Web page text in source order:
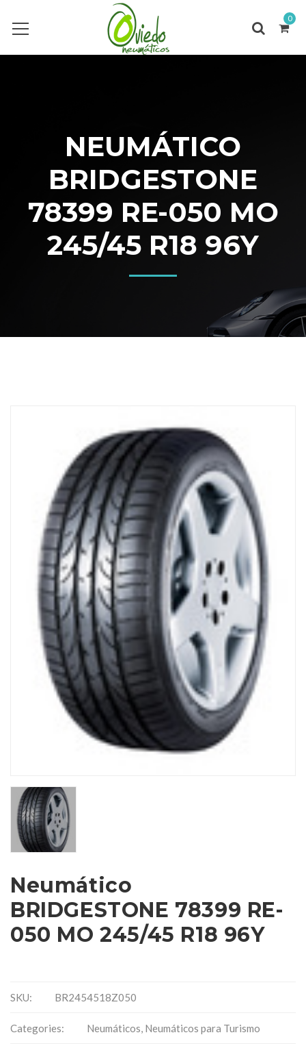
0
NEUMÁTICO
BRIDGESTONE
78399 RE-050 MO
245/45 R18 96Y
Neumático
BRIDGESTONE 78399 RE-
050 MO 245/45 R18 96Y
SKU: BR2454518Z050
Categories: Neumáticos, Neumáticos para Turismo